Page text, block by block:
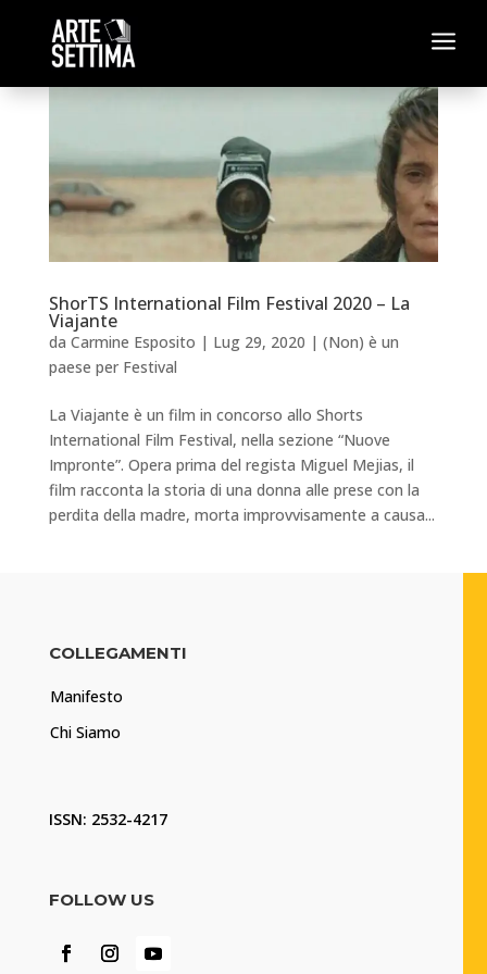
a
ShorTS International Film Festival 2020 – La
Viajante
da Carmine Esposito | Lug 29, 2020 | (Non) è un
paese per Festival
La Viajante è un film in concorso allo Shorts
International Film Festival, nella sezione “Nuove
Impronte”. Opera prima del regista Miguel Mejias, il
film racconta la storia di una donna alle prese con la
perdita della madre, morta improvvisamente a causa...
COLLEGAMENTI
Manifesto
Chi Siamo
ISSN: 2532-4217
FOLLOW US